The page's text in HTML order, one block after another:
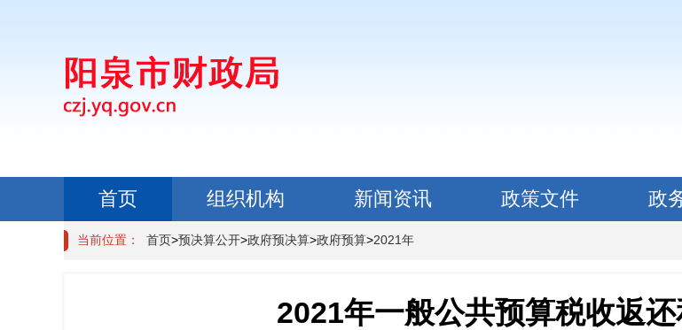
首页 组织机构 新闻资讯 政策文件 政
政民互动
当前位置： 首页>预决算公开>政府预决算>政府预算>2021年
2021年一般公共预算税收返